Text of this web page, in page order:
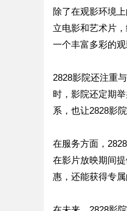
除了在观影环境
立电影和艺术片
一个丰富多彩的观
2828影院还注重
时，影院还定期
系，也让2828影
在服务方面，
在影片放映期间
惠，还能获得专